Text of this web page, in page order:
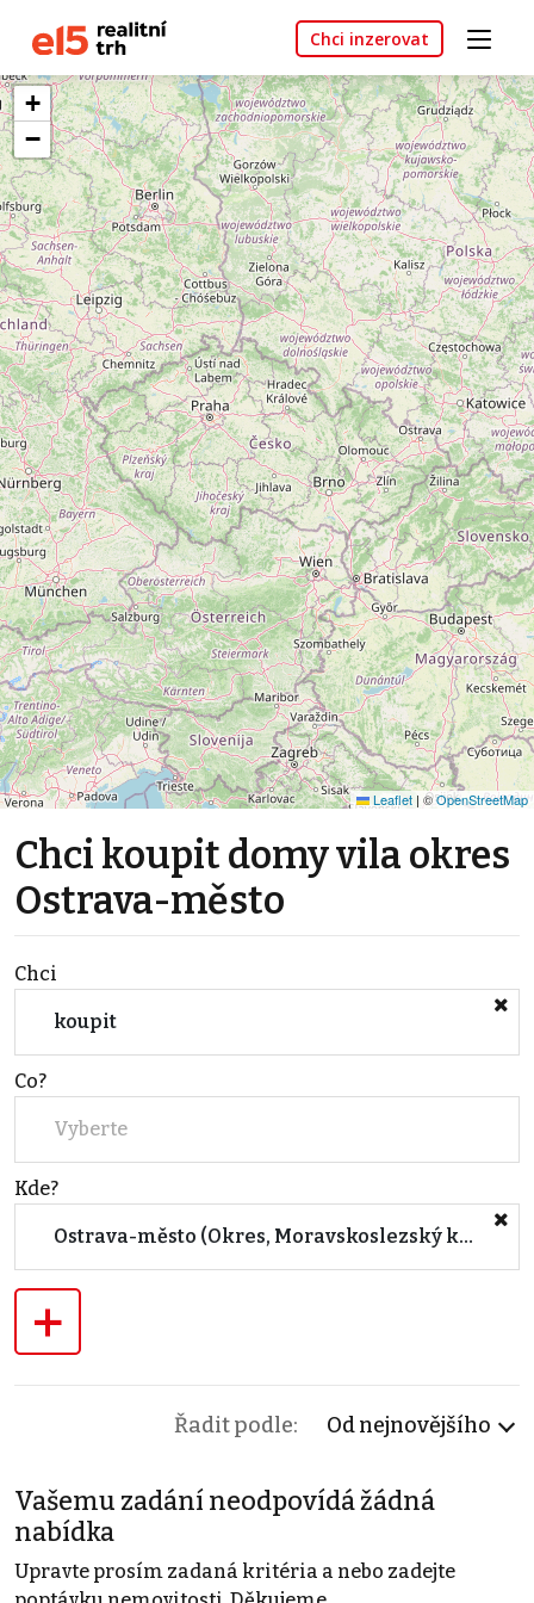
Chci inzerovat
+
−
Leaflet | ©OpenStreetMap
Chci koupit domy vila okres
Ostrava-město
Chci
koupit
Co?
Vyberte
Kde?
Ostrava-město (Okres, Moravskoslezský kraj)
+
Řadit podle: Od nejnovějšího
Vašemu zadání neodpovídá žádná
nabídka
Upravte prosím zadaná kritéria a nebo zadejte